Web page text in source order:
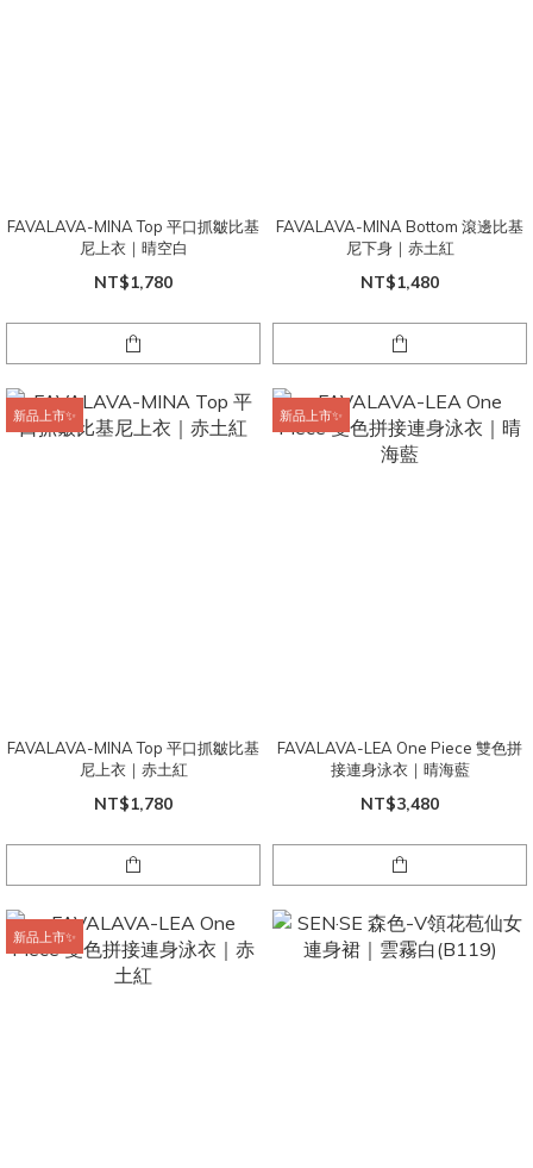
FAVALAVA-MINA Top 平口抓皺比基
尼上衣｜晴空白
NT$1,780
FAVALAVA-MINA Bottom 滾邊比基
尼下身｜赤土紅
NT$1,480
新品上市✨
FAVALAVA-MINA Top 平口抓皺比基
尼上衣｜赤土紅
NT$1,780
新品上市✨
FAVALAVA-LEA One Piece 雙色拼
接連身泳衣｜晴海藍
NT$3,480
新品上市✨